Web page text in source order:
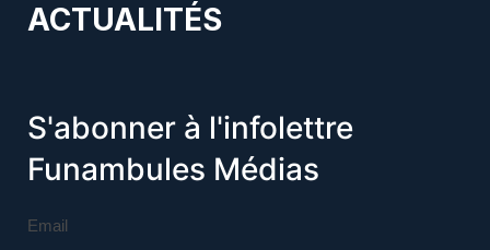
ACTUALITÉS
S'abonner à l'infolettre
Funambules Médias
Email